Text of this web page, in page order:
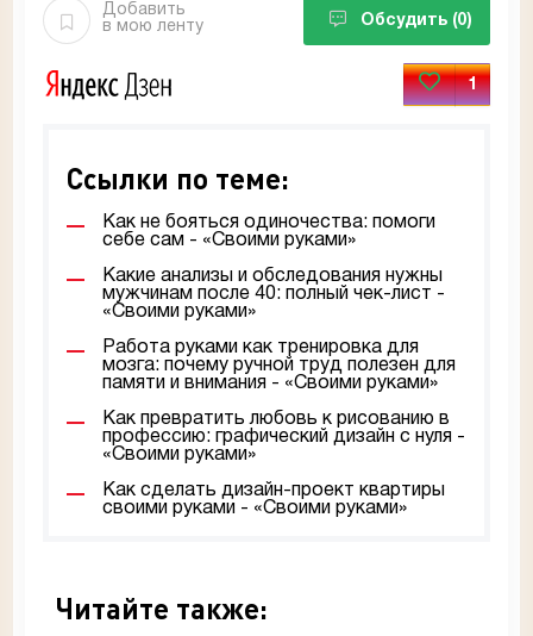
Добавить
в мою ленту
Обсудить (0)
1
Ссылки по теме:
Как не бояться одиночества: помоги
себе сам - «Своими руками»
Какие анализы и обследования нужны
мужчинам после 40: полный чек-лист -
«Своими руками»
Работа руками как тренировка для
мозга: почему ручной труд полезен для
памяти и внимания - «Своими руками»
Как превратить любовь к рисованию в
профессию: графический дизайн с нуля -
«Своими руками»
Как сделать дизайн-проект квартиры
своими руками - «Своими руками»
Читайте также: